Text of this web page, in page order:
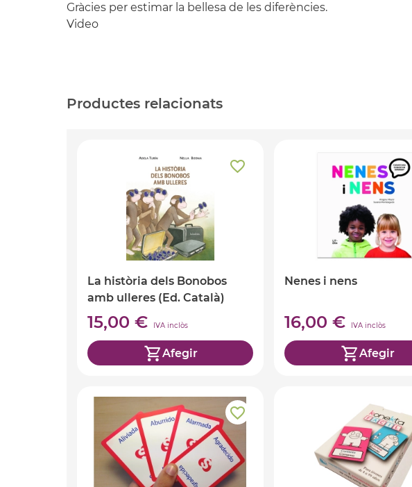
Gràcies per estimar la bellesa de les diferències.
Video
Productes relacionats
La història dels Bonobos
amb ulleres (Ed. Català)
15,00 € IVA inclòs
Afegir
Nenes i nens
16,00 € IVA inclòs
Afegir